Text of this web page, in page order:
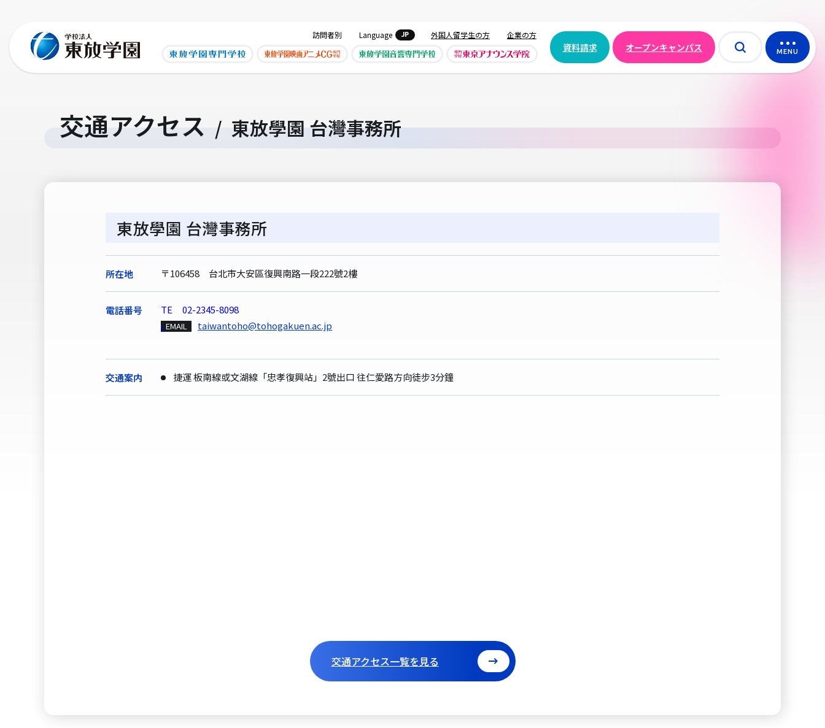
訪問者別 Language JP 外国人留学生の方 企業の方
資料請求 オープンキャンパス MENU
交通アクセス / 東放學園 台灣事務所
東放學園 台灣事務所
所在地 〒106458 台北市大安區復興南路一段222號2樓
電話番号 02-2345-8098
EMAIL taiwantoho@tohogakuen.ac.jp
交通案内 捷運 板南線或文湖線「忠孝復興站」2號出口 往仁愛路方向徒步3分鐘
交通アクセス一覧を見る